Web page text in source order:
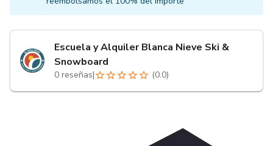
Escuela y Alquiler Blanca Nieve Ski &
Snowboard
0 reseñas| (0.0)